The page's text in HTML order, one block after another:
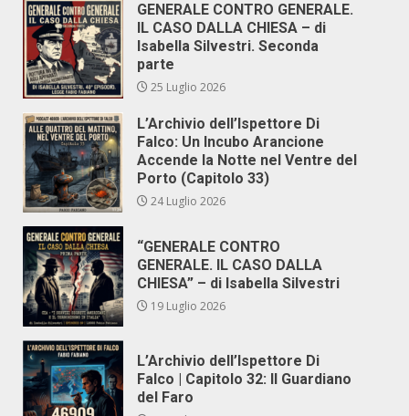
GENERALE CONTRO GENERALE.
IL CASO DALLA CHIESA – di
Isabella Silvestri. Seconda
parte
25 Luglio 2026
L’Archivio dell’Ispettore Di
Falco: Un Incubo Arancione
Accende la Notte nel Ventre del
Porto (Capitolo 33)
24 Luglio 2026
“GENERALE CONTRO
GENERALE. IL CASO DALLA
CHIESA” – di Isabella Silvestri
19 Luglio 2026
L’Archivio dell’Ispettore Di
Falco | Capitolo 32: Il Guardiano
del Faro